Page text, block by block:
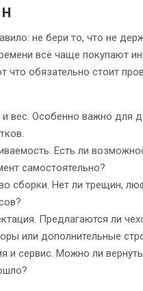
не бери то, что не
всё чаще покупают
что обязательно стоит
вес. Особенно важно для
Есть ли
самостоятельно?
сборки. Нет ли трещин,
Предлагаются ли
или дополнительные
и сервис. Можно ли